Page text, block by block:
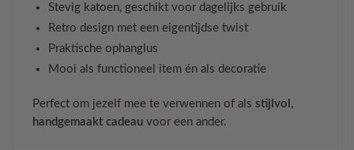
Stevig katoen, geschikt voor dagelijks gebruik
Retro design met een eigentijdse twist
Praktische ophanglus
Mooi als functioneel item én als decoratie
Perfect om jezelf mee te verwennen of als stijlvol,
handgemaakt cadeau voor een ander.